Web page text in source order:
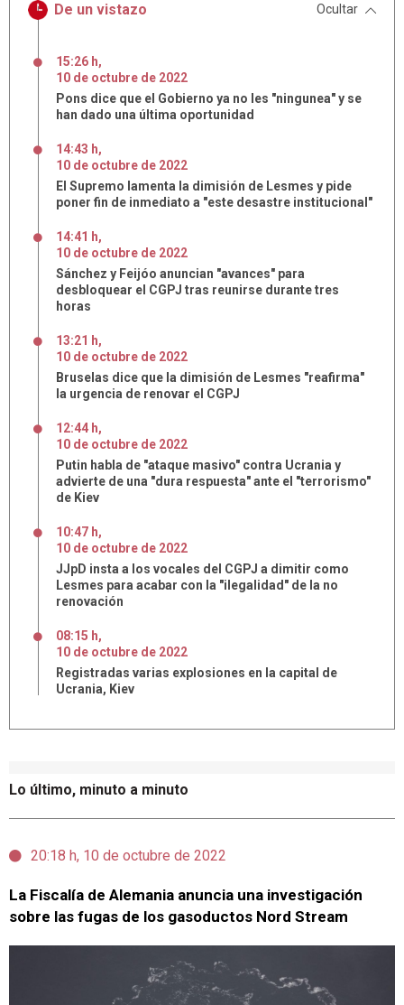
Lo último, minuto a minuto
20:18 h, 10 de octubre de 2022
La Fiscalía de Alemania anuncia una investigación
sobre las fugas de los gasoductos Nord Stream
De un vistazo Ocultar
15:26 h,
10 de octubre de 2022
Pons dice que el Gobierno ya no les "ningunea" y se
han dado una última oportunidad
14:43 h,
10 de octubre de 2022
El Supremo lamenta la dimisión de Lesmes y pide
poner fin de inmediato a "este desastre institucional"
14:41 h,
10 de octubre de 2022
Sánchez y Feijóo anuncian "avances" para
desbloquear el CGPJ tras reunirse durante tres
horas
13:21 h,
10 de octubre de 2022
Bruselas dice que la dimisión de Lesmes "reafirma"
la urgencia de renovar el CGPJ
12:44 h,
10 de octubre de 2022
Putin habla de "ataque masivo" contra Ucrania y
advierte de una "dura respuesta" ante el "terrorismo"
de Kiev
10:47 h,
10 de octubre de 2022
JJpD insta a los vocales del CGPJ a dimitir como
Lesmes para acabar con la "ilegalidad" de la no
renovación
08:15 h,
10 de octubre de 2022
Registradas varias explosiones en la capital de
Ucrania, Kiev